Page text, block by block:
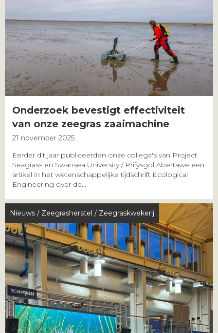
Onderzoek bevestigt effectiviteit
van onze zeegras zaaimachine
21 november 2025
Eerder dit jaar publiceerden onze collega's van Project
Seagrass en Swansea University / Prifysgol Abertawe een
artikel in het wetenschappelijke tijdschrift Ecological
Engineering over de...
Nieuws / Zeegrasherstel / Zeegraskwekerij